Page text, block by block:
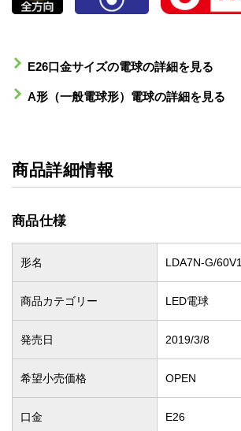
E26口金サイズの電球の詳細を見る
A形（一般電球形）電球の詳細を見る
商品詳細情報
商品仕様
形名 LDA7N-G/60V1
商品カテゴリー LED電球
発売日 2019/3/8
希望小売価格 OPEN
口金 E26